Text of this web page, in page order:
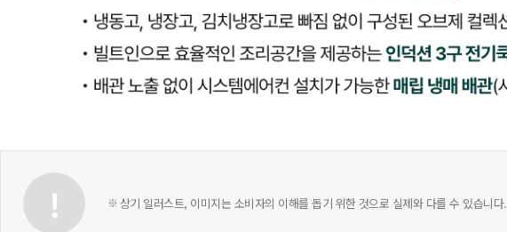
상기 일러스트, 이미지는 소비자의 이해를 돕기 위한 것으로 실제와 다를 수 있습니다.